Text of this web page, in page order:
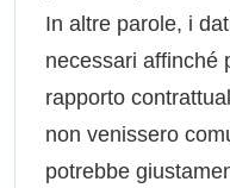
In altre parole, i
necessari affinché
rapporto
non venissero
potrebbe